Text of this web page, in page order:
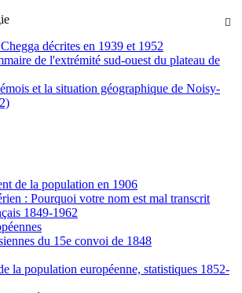

décrites en 1939 et 1952
de l'extrémité sud-ouest du plateau de
et la situation géographique de Noisy-
de la population en 1906
: Pourquoi votre nom est mal transcrit
1849-1962
du 15e convoi de 1848
la population européenne, statistiques 1852-